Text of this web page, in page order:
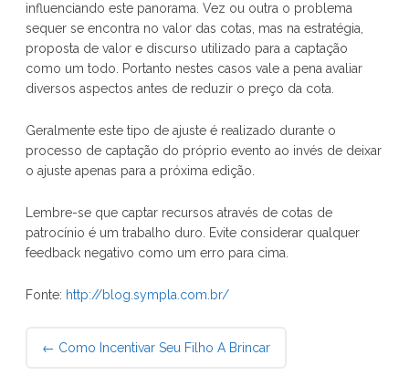
influenciando este panorama. Vez ou outra o problema
sequer se encontra no valor das cotas, mas na estratégia,
proposta de valor e discurso utilizado para a captação
como um todo. Portanto nestes casos vale a pena avaliar
diversos aspectos antes de reduzir o preço da cota.
Geralmente este tipo de ajuste é realizado durante o
processo de captação do próprio evento ao invés de deixar
o ajuste apenas para a próxima edição.
Lembre-se que captar recursos através de cotas de
patrocínio é um trabalho duro. Evite considerar qualquer
feedback negativo como um erro para cima.
Fonte: http://blog.sympla.com.br/
Post
← Como Incentivar Seu Filho A Brincar